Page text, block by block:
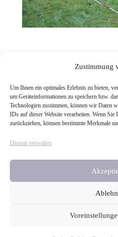
Zustimmung
Um Ihnen ein optimales Erlebnis zu bieten,
um Geräteinformationen zu speichern bzw.
Technologien zustimmen, können wir Daten
IDs auf dieser Website verarbeiten. Wenn
zurückziehen, können bestimmte Merkmale
Dienste verwalten
Pianola